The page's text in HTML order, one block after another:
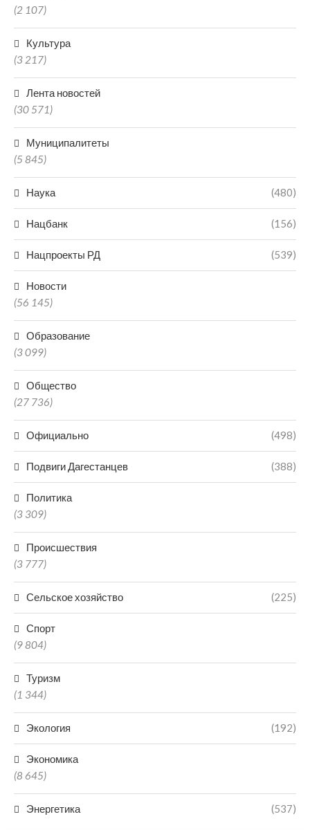
(2 107)
Культура
(3 217)
Лента новостей
(30 571)
Муниципалитеты
(5 845)
Наука (480)
Нацбанк (156)
Нацпроекты РД (539)
Новости
(56 145)
Образование
(3 099)
Общество
(27 736)
Официально (498)
Подвиги Дагестанцев (388)
Политика
(3 309)
Происшествия
(3 777)
Сельское хозяйство (225)
Спорт
(9 804)
Туризм
(1 344)
Экология (192)
Экономика
(8 645)
Энергетика (537)